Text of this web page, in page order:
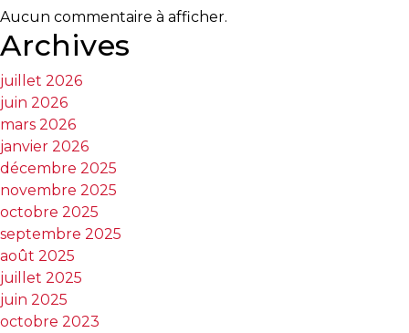
Aucun commentaire à afficher.
Archives
juillet 2026
juin 2026
mars 2026
janvier 2026
décembre 2025
novembre 2025
octobre 2025
septembre 2025
août 2025
juillet 2025
juin 2025
octobre 2023